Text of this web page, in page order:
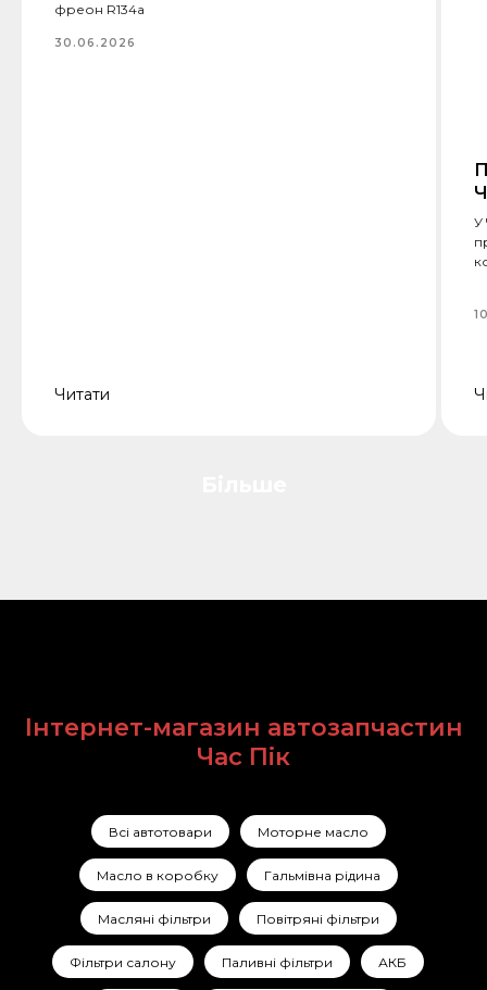
фреон R134a
30.06.2026
Читати
У
Інтернет-магазин автозапчастин
Час Пік
Всі автотовари Моторне масло
Масло в коробку Гальмівна рідина
Масляні фільтри Повітряні фільтри
Фільтри салону Паливні фільтри АКБ